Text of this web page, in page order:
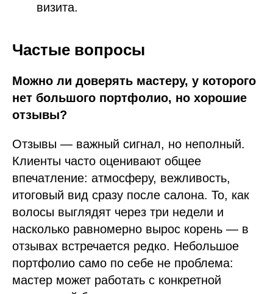
визита.
Частые вопросы
Можно ли доверять мастеру, у которого
нет большого портфолио, но хорошие
отзывы?
Отзывы — важный сигнал, но неполный.
Клиенты часто оценивают общее
впечатление: атмосферу, вежливость,
итоговый вид сразу после салона. То, как
волосы выглядят через три недели и
насколько равномерно вырос корень — в
отзывах встречается редко. Небольшое
портфолио само по себе не проблема:
мастер может работать с конкретной